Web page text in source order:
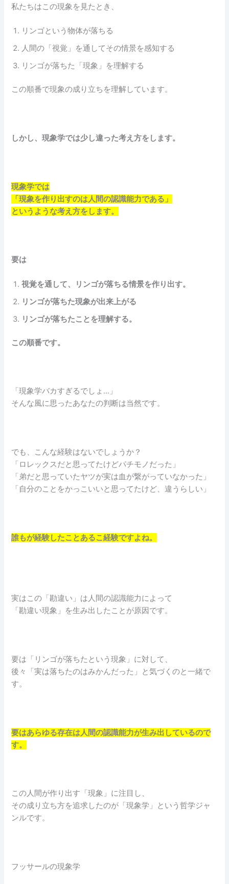
私たちはこの現象を見たとき、
リンゴという物体が落ちる
人間の「視覚」を通してその情景を感知する
リンゴが落ちた「現象」を理解する
この順番で現象の成り立ちを理解しています。
しかし、現象学では少し違った考え方をします。
現象学では
「現象を作り出すのは人間の認識能力である」
というような考え方をします。
要は
視覚を通して、リンゴが落ちる情景を作り出す。
リンゴが落ちた現象が出来上がる
リンゴが落ちたことを理解する。
この順番です。
「現象学バカすぎるでしょ…」
そんな風に思ったあなたの判断は当然です。
でも、こんな経験はないでしょうか？
「ロレックスだと思ってたけどパチモノだった」
「弟だと思っていたヤツが実は血が繋がっていなかった」
「自分のことをかっこいいと思ってたけど、違うらしい」
誰もが経験したことあるこ経験ですよね。
実はこの「勘違い」は人間の認識能力によって
「勘違い現象」を生み出したことが原因です。
要は「リンゴが落ちたという現象」に対して、
後々「実は落ちたのはみかんだった」と気づくのと一緒で
す。
要はあらゆる存在は人間の認識能力が生み出しているので
す。
この人間が作り出す「現象」に注目し、
その成り立ち方を追求したのが「現象学」という哲学ジャ
ンルです。
フッサールの現象学